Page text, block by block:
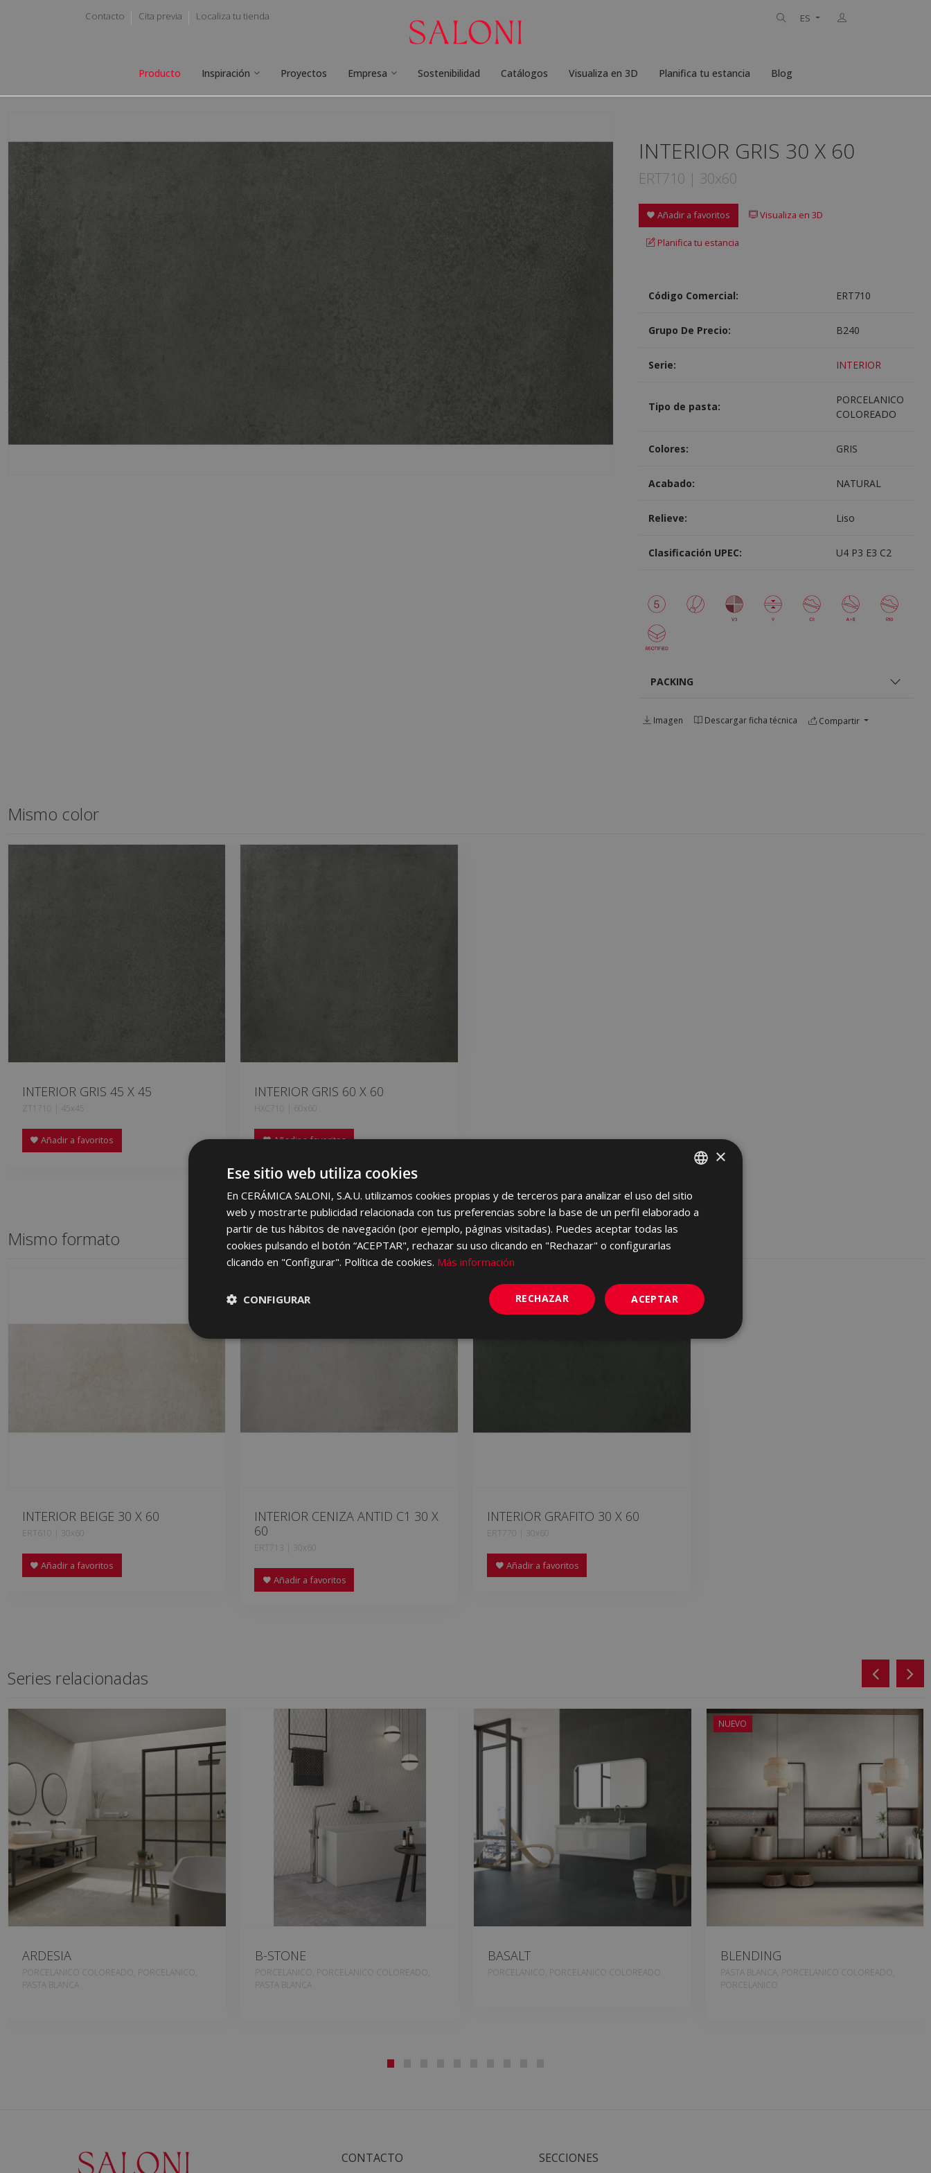
Contacto Cita previa Localiza tu tienda ES
Producto Inspiración Proyectos Empresa Sostenibilidad Catálogos Visualiza en 3D Planifica tu estancia Blog
INTERIOR GRIS 30 X 60
ERT710 | 30x60
Añadir a favoritos Visualiza en 3D
Planifica tu estancia
Código Comercial: ERT710
Grupo De Precio: B240
Serie: INTERIOR
Tipo de pasta:
PORCELANICO
COLOREADO
Colores: GRIS
Acabado: NATURAL
Relieve: Liso
Clasificación UPEC: U4 P3 E3 C2
PACKING
Imagen Descargar ficha técnica Compartir
Mismo color
INTERIOR GRIS 45 X 45
ZT1710 | 45x45
Añadir a favoritos
INTERIOR GRIS 60 X 60
HXC710 | 60x60
Añadir a favoritos
Mismo formato
INTERIOR BEIGE 30 X 60
ERT610 | 30x60
Añadir a favoritos
INTERIOR CENIZA ANTID C1 30 X
60
ERT713 | 30x60
Añadir a favoritos
INTERIOR GRAFITO 30 X 60
ERT770 | 30x60
Añadir a favoritos
Series relacionadas
ARDESIA
PORCELANICO COLOREADO, PORCELANICO,
PASTA BLANCA
B-STONE
PORCELANICO, PORCELANICO COLOREADO,
PASTA BLANCA
BASALT
PORCELANICO, PORCELANICO COLOREADO
NUEVO
BLENDING
PASTA BLANCA, PORCELANICO COLOREADO,
PORCELANICO
CONTACTO SECCIONES
SPANISH
ENGLISH
PORTUGUESE
×
Ese sitio web utiliza cookies
En CERÁMICA SALONI, S.A.U. utilizamos cookies propias y de terceros para analizar el uso del sitio
web y mostrarte publicidad relacionada con tus preferencias sobre la base de un perfil elaborado a
partir de tus hábitos de navegación (por ejemplo, páginas visitadas). Puedes aceptar todas las
cookies pulsando el botón “ACEPTAR", rechazar su uso clicando en "Rechazar" o configurarlas
clicando en "Configurar". Política de cookies. Más información
ACEPTAR
RECHAZAR
CONFIGURAR